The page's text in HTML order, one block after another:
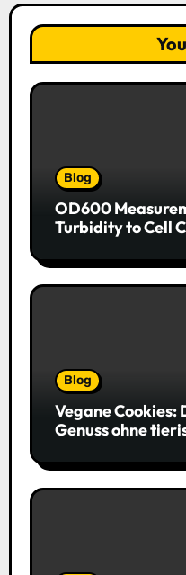
Blog
OD600
Turbidity to Cell
Blog
Vegane
Genuss ohne